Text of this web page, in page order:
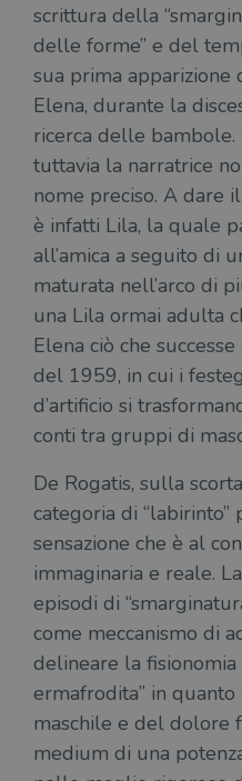
scrittura della
delle forme” e del
sua prima apparizione
Elena, durante la
ricerca delle bambole.
tuttavia la narratrice
nome preciso. A dare
è infatti Lila, la quale
all’amica a seguito di
maturata nell’arco di
una Lila ormai adulta
Elena ciò che
del 1959, in cui i
d’artificio si
conti tra gruppi di
De Rogatis, sulla
categoria di “labirinto”
sensazione che è al
immaginaria e reale.
episodi di
come meccanismo di
delineare la fisionomia
ermafrodita” in
maschile e del dolore
medium di una